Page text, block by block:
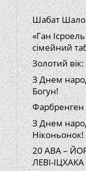
Шабат
«Ган
сімейний
Золотий
З Днем
Богун!
Фарбренген
З Днем
Ніконьонок!
20 АВА –
ЛЕВІ-